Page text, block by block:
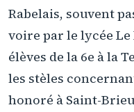
Rabelais, souvent
voire par le lycée
élèves de la 6e à la
les stèles
honoré à Saint-